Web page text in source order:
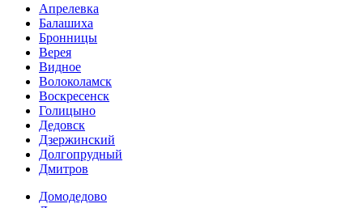
Апрелевка
Балашиха
Бронницы
Верея
Видное
Волоколамск
Воскресенск
Голицыно
Дедовск
Дзержинский
Долгопрудный
Дмитров
Домодедово